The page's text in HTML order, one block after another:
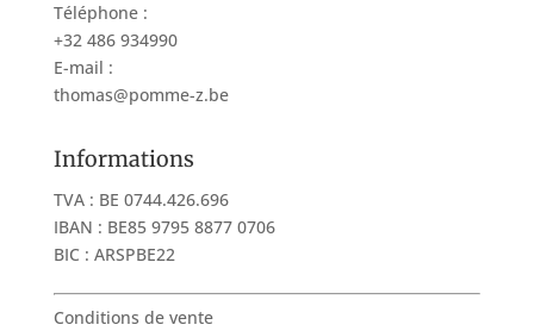
Téléphone :
+32 486 934990
E-mail :
thomas@pomme-z.be
Informations
TVA : BE 0744.426.696
IBAN : BE85 9795 8877 0706
BIC : ARSPBE22
Conditions de vente